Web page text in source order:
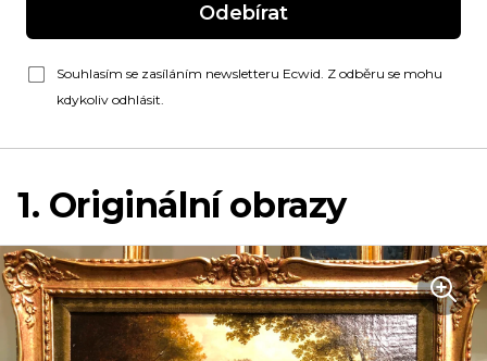
Odebírat
Souhlasím se zasíláním newsletteru Ecwid. Z odběru se mohu
kdykoliv odhlásit.
1. Originální obrazy